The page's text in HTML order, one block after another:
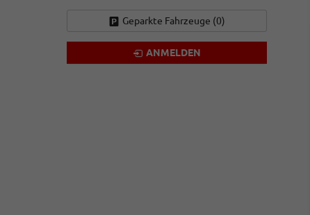
Geparkte Fahrzeuge (0)
ANMELDEN